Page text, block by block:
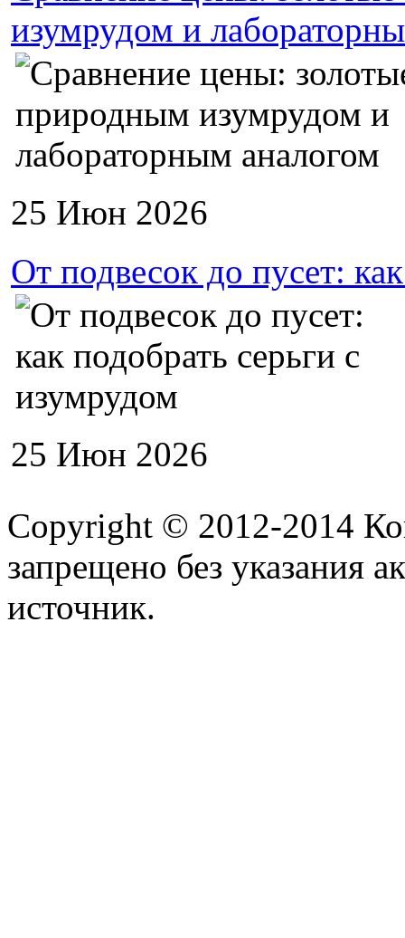
изумрудом и
25 Июн 2026
От подвесок до пусет:
25 Июн 2026
Copyright © 2012-2014
запрещено без указания
источник.